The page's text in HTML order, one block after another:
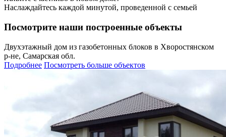
Наслаждайтесь каждой минутой, проведенной с семьей
Посмотрите наши построенные объекты
Двухэтажный дом из газобетонных блоков в Хворостянском
р-не, Самарская обл.
Подробнее Посмотреть больше объектов